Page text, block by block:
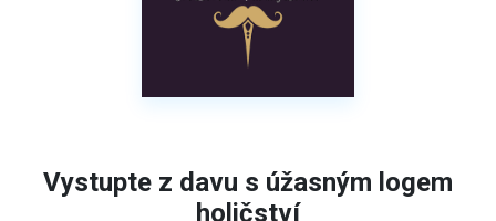
Vystupte z davu s úžasným logem
holičství